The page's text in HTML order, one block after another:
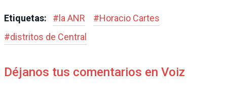
Etiquetas: # la ANR #Horacio Cartes
#distritos de Central
Déjanos tus comentarios en Voiz